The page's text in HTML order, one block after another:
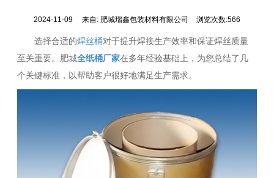
2024-11-09 来自: 肥城瑞鑫包装材料有限公司 浏览次数:566
选择合适的焊丝桶对于提升焊接生产效率和保证焊丝质量
至关重要。肥城全纸桶厂家在多年经验基础上，为您总结了几
个关键标准，以帮助客户很好地满足生产需求。